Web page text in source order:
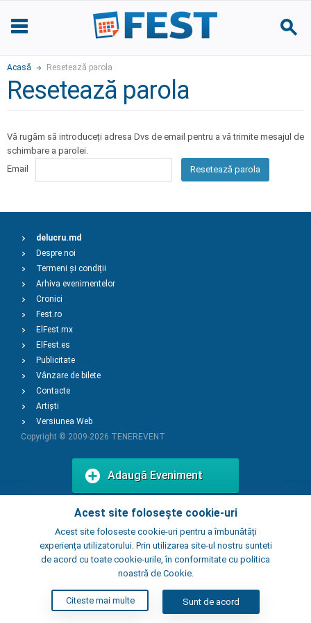
Acasă Resetează parola
Resetează parola
Vă rugăm să introduceți adresa Dvs de email pentru a vă trimite mesajul de
schimbare a parolei.
Email
Resetează parola
Acest site folosește cookie-uri
Acest site foloseste cookie-uri pentru a îmbunătăți
experiența utilizatorului. Prin utilizarea site-ul nostru sunteti
de acord cu toate cookie-urile, în conformitate cu politica
noastră de Cookie.
Citeste mai multe Sunt de acord
delucru.md
Despre noi
Termeni și condiții
Arhiva evenimentelor
Cronici
Fest.ro
ElFest.mx
ElFest.es
Publicitate
Vânzare de bilete
Contacte
Artiști
Versiunea Web
Copyright © 2009-2026 TENEREVENT
Adaugă Eveniment
Adaugă Local